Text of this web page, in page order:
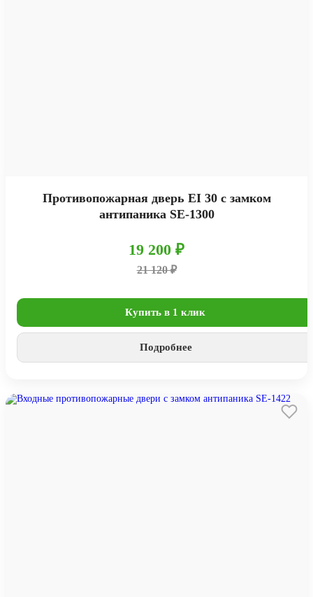
Противопожарная дверь EI 30 с замком
антипаника SE-1300
19 200 ₽
21 120 ₽
Купить в 1 клик
Подробнее